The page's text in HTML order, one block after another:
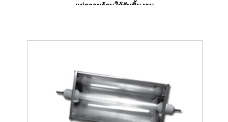
แผ่ความร้อนให้กับชิ้นงาน